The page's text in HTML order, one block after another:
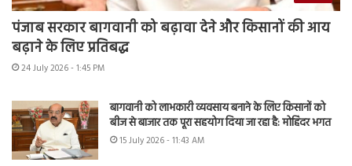
पंजाब सरकार बागवानी को बढ़ावा देने और किसानों की आय
बढ़ाने के लिए प्रतिबद्ध
24 July 2026 - 1:45 PM
बागवानी को लाभकारी व्यवसाय बनाने के लिए किसानों को
बीज से बाजार तक पूरा सहयोग दिया जा रहा है: मोहिंदर भगत
15 July 2026 - 11:43 AM